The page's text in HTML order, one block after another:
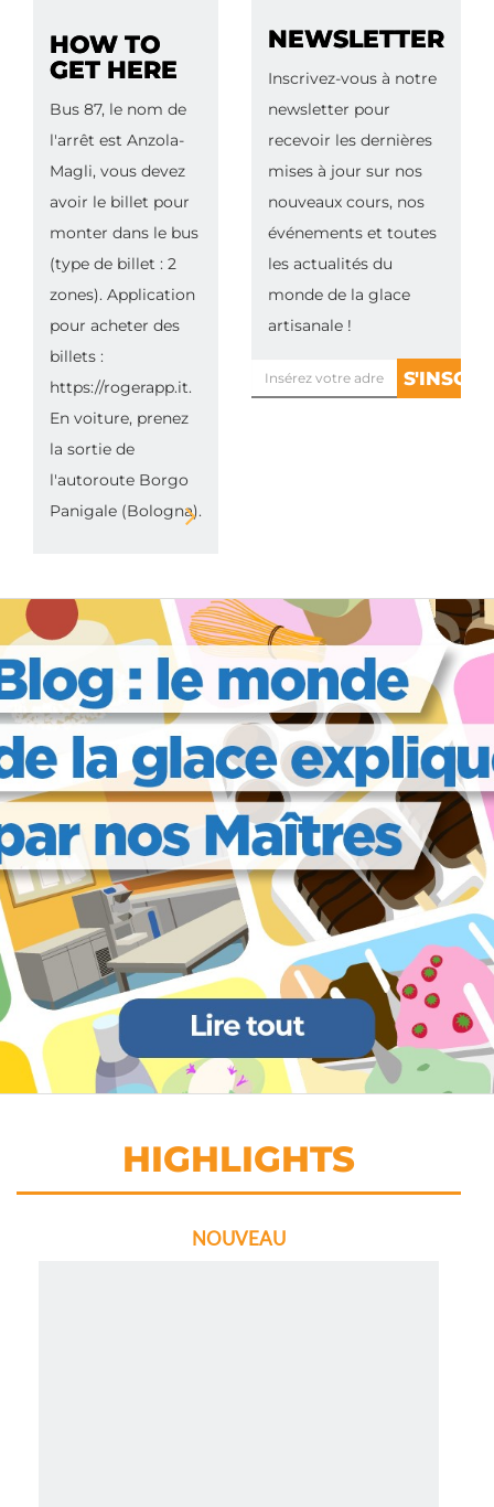
HOW TO
GET HERE
Bus 87, le nom de
l'arrêt est Anzola-
Magli, vous devez
avoir le billet pour
monter dans le bus
(type de billet : 2
zones). Application
pour acheter des
billets :
https://rogerapp.it.
En voiture, prenez
la sortie de
l'autoroute Borgo
Panigale (Bologna).
NEWSLETTER
Inscrivez-vous à notre
newsletter pour
recevoir les dernières
mises à jour sur nos
nouveaux cours, nos
événements et toutes
les actualités du
monde de la glace
artisanale !
HIGHLIGHTS
NOUVEAU